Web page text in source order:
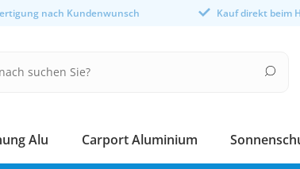
nach Kundenwunsch Kauf direkt beim
Alu Carport Aluminium